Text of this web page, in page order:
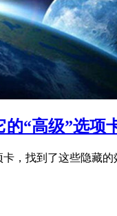
“高级”选项
卡，找到了这些隐藏